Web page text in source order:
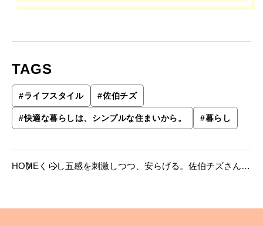
TAGS
#ライフスタイル #佐伯チズ
#快適な暮らしは、シンプルな住まいから。 #暮らし
HOME くらし五感を刺激しつつ、安らげる。佐伯チズさん